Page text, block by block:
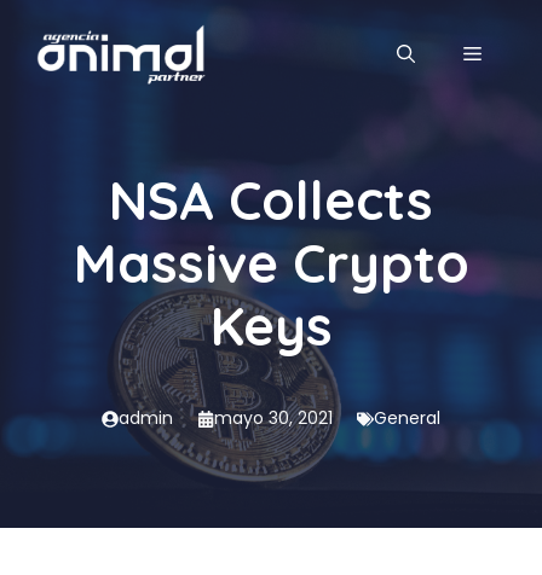
contenido
MENÚ
NSA Collects
Massive Crypto
Keys
admin mayo 30, 2021 General